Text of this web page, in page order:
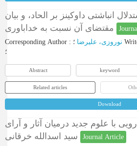
انباشتی داوکینز بر الحاد، و بیان
Corresponding Author : نوروزی، علیرضا
؛
Abstract keyword
Related articles
Download
با علوم جدید درمیان آثار و آرای
Journal Article